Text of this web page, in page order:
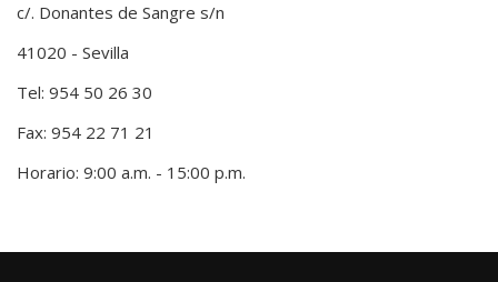
c/. Donantes de Sangre s/n
41020 - Sevilla
Tel: 954 50 26 30
Fax: 954 22 71 21
Horario: 9:00 a.m. - 15:00 p.m.